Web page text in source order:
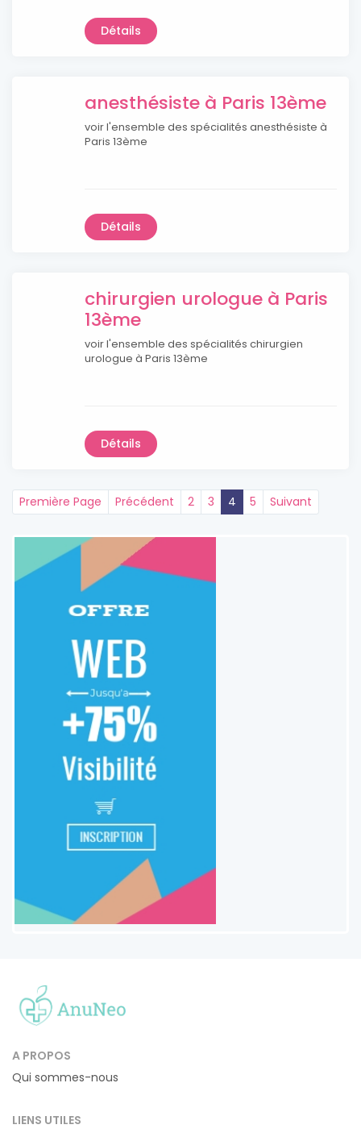
Détails
anesthésiste à Paris 13ème
voir l'ensemble des spécialités anesthésiste à
Paris 13ème
Détails
chirurgien urologue à Paris
13ème
voir l'ensemble des spécialités chirurgien
urologue à Paris 13ème
Détails
Première Page Précédent 2 3 4 5 Suivant
A PROPOS
Qui sommes-nous
LIENS UTILES